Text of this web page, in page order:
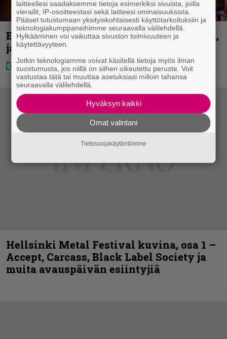
Eurojackpotissa poksahti 32,7 miljoonaa,
ja tänne Suomen isoin voitto meni
Hellsinki Metal Festival kuvina, osa 1 –
Accept, Carcass, Black Label Society ja
muita avauspäivän esiintyjiä
laitteellesi saadaksemme tietoja esimerkiksi sivuista, joilla
vierailit, IP-osoitteestasi sekä laitteesi ominaisuuksista.
Pääset tutustumaan yksityiskohtaisesti käyttötarkoituksiin ja
teknologiakumppaneihimme seuraavalla välilehdellä.
Hylkääminen voi vaikuttaa sivuston toimivuuteen ja
käytettävyyteen.
Jotkin teknologiamme voivat käsitellä tietoja myös ilman
suostumusta, jos niillä on siihen oikeutettu peruste. Voit
vastustaa tätä tai muuttaa asetuksiasi milloin tahansa
seuraavalla välilehdellä.
Hyväksyn kaikki
Omat valintani
Tietosuojakäytäntömme